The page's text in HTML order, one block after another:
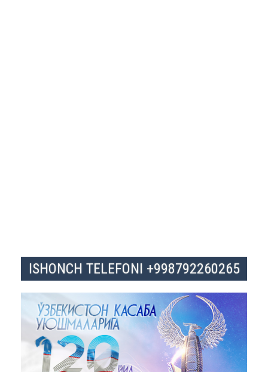
ISHONCH TELEFONI +998792260265